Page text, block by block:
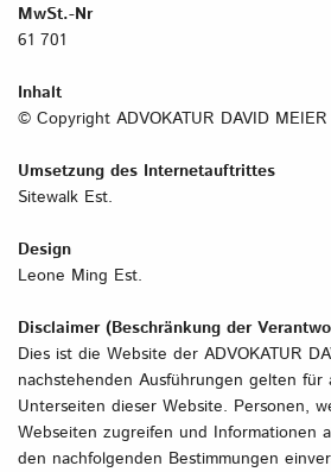
MwSt.-Nr
61 701​​​​​​​​​​​​​​
Inhalt
© Copyright ADVOKATUR DAVID
Umsetzung des Internetauftrittes
Sitewalk Est.
Design
Leone Ming Est.
Disclaimer (Beschränkung der
Dies ist die Website der ADVOKATUR
nachstehenden Ausführungen gelten für
Unterseiten dieser Website. Personen,
Webseiten zugreifen und Informationen
den nachfolgenden Bestimmungen